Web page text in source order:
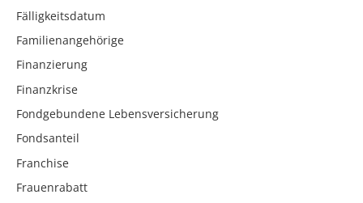
Fälligkeitsdatum
Familienangehörige
Finanzierung
Finanzkrise
Fondgebundene Lebensversicherung
Fondsanteil
Franchise
Frauenrabatt